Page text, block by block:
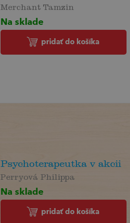
Merchant Tamzin
Na sklade
pridať do košíka
Psychoterapeutka v akcii
Perryová Philippa
Na sklade
pridať do košíka